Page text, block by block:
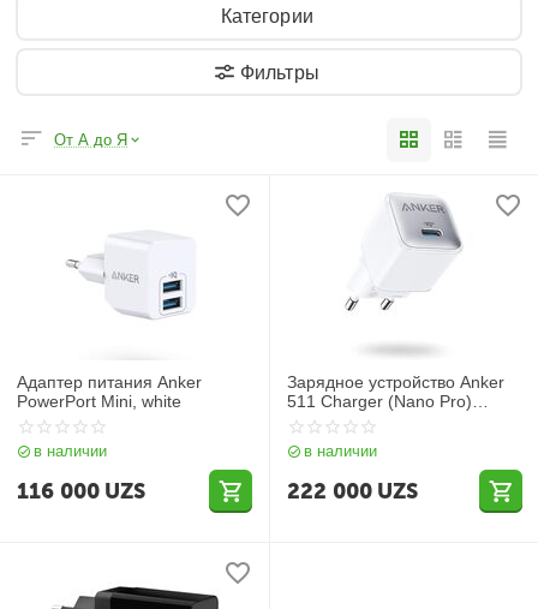
Категории
Фильтры
От А до Я
Адаптер питания Anker
PowerPort Mini, white
в наличии
116 000 UZS
Зарядное устройство Anker
511 Charger (Nano Pro)
White(p/n A2637L22)
в наличии
222 000 UZS